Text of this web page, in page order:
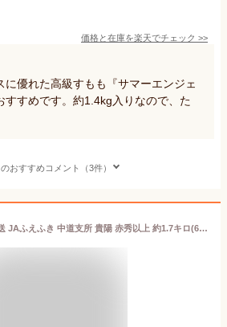
価格と在庫を楽天でチェック >>
に優れた高級すもも『サマーエンジェ
すすめです。約1.4kg入りなので、た
おすすめコメント（3件）
山梨県より産地直送 JAふえふき 中道支所 貴陽 赤秀以上 約1.7キロ(6玉から8玉) 大玉厳選 送料無料 すもも スモモ プラム 李 お中元 ギフト クール便